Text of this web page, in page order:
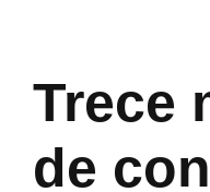
Trece
de